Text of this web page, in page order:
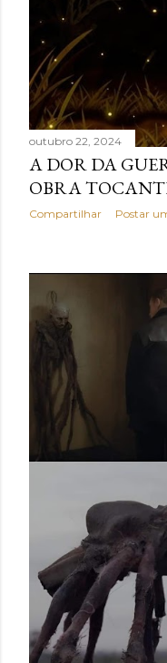
outubro 22, 2024
A DOR DA
OBRA
Compartilhar Postar